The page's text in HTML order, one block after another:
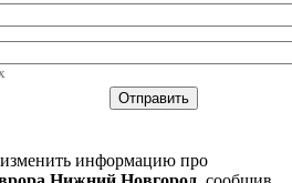
информацию про